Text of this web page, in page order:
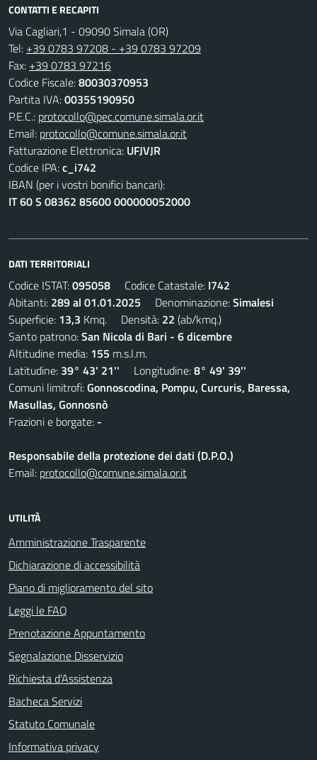
CONTATTI E RECAPITI
Via Cagliari,1 - 09090 Simala (OR)
Tel: +39 0783 97208 - +39 0783 97209
Fax: +39 0783 97216
Codice Fiscale:80030370953
Partita IVA:00355190950
P.E.C.: protocollo@pec.comune.simala.or.it
Email: protocollo@comune.simala.or.it
Fatturazione Elettronica: UFJVJR
Codice IPA:c_i742
IBAN (per i vostri bonifici bancari):
IT 60 S 08362 85600 000000052000
DATI TERRITORIALI
Codice ISTAT:095058 Codice Catastale: I742
Abitanti: 289 al 01.01.2025 Denominazione:Simalesi
Superficie: 13,3 Kmq. Densità: 22 (ab/kmq.)
Santo patrono:San Nicola di Bari - 6 dicembre
Altitudine media: 155 m.s.l.m.
Latitudine: 39° 43' 21'' Longitudine:8° 49' 39''
Comuni limitrofi:Gonnoscodina, Pompu, Curcuris, Baressa,
Masullas, Gonnosnò
Frazioni e borgate: -
Responsabile della protezione dei dati (D.P.O.)
Email: protocollo@comune.simala.or.it
UTILITÀ
Amministrazione Trasparente
Dichiarazione di accessibilità
Piano di miglioramento del sito
Leggi le FAQ
Prenotazione Appuntamento
Segnalazione Disservizio
Richiesta d'Assistenza
Bacheca Servizi
Statuto Comunale
Informativa privacy